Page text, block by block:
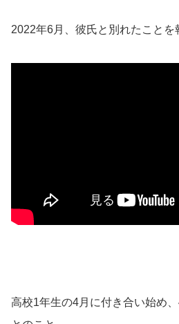
2022年6月、彼氏と別れたことを
高校1年生の4月に付き合い始め